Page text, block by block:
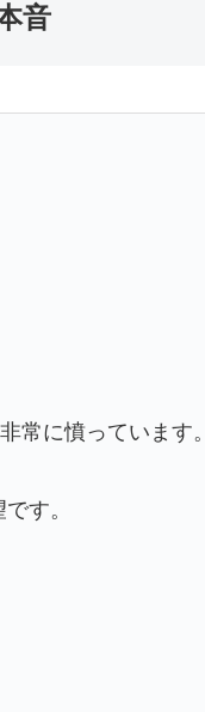
音
常に憤っています。
す。